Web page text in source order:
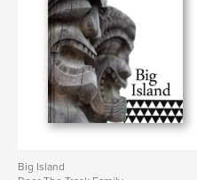
Big Island